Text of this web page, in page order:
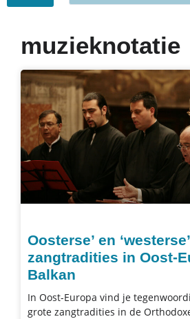
muzieknotatie
Oosterse’ en ‘westerse’
zangtradities in Oost-
Balkan
In Oost-Europa vind je
grote zangtradities in de